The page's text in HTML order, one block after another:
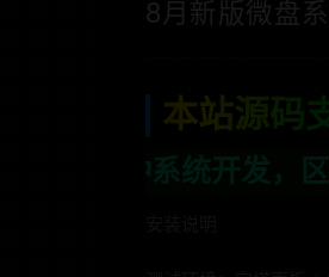
8月新版微盘
本站源码
，区块链开发，金融